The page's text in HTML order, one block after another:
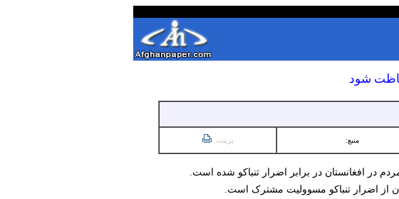
شود
منبع: پرینت
در افغانستان در برابر اضرار تنباکو شده است.
از اضرار تنباکو مسوولیت مشترک است.